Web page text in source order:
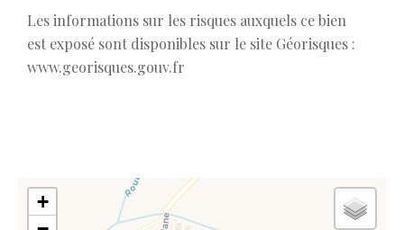
Les informations sur les risques auxquels ce bien
est exposé sont disponibles sur le site Géorisques :
www.georisques.gouv.fr
+